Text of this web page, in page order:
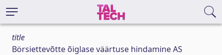
title
Börsiettevõtte õiglase väärtuse hindamine AS